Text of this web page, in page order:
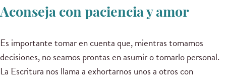
Aconseja con paciencia y amor
Es importante tomar en cuenta que, mientras tomamos
decisiones, no seamos prontas en asumir o tomarlo personal.
La Escritura nos llama a exhortarnos unos a otros con